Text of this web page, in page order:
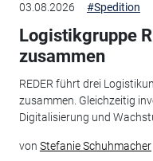
03.08.2026 #Spedition
Logistikgruppe
zusammen
REDER führt drei
zusammen. Gleichzeitig
Digitalisierung und
von Stefanie Schuhmacher